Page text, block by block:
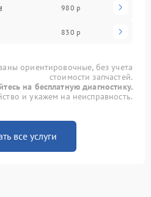
980 р
830 р
ориентировочные, без учета
стоимости запчастей.
на бесплатную диагностику.
и укажем на неисправность.
все услуги